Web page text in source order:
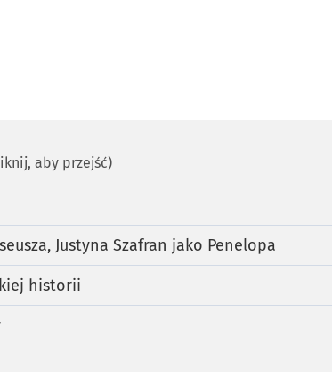
aby przejść)
Justyna Szafran jako Penelopa
historii